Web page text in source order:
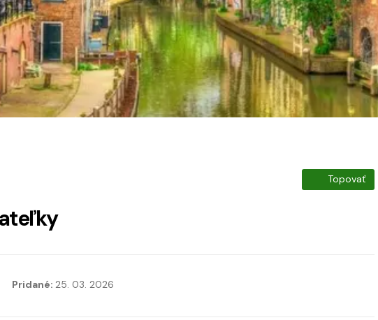
Topovať
Pridané: 25. 03. 2026